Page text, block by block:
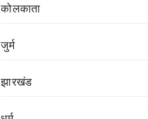
कोलकाता
जुर्म
झारखंड